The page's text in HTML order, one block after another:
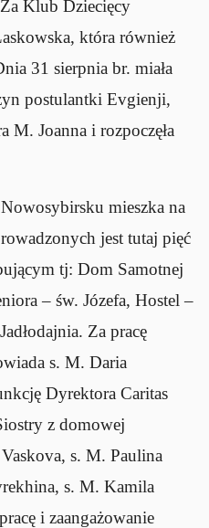
Klub Dziecięcy
która również
31 sierpnia br. miała
postulantki Evgienji,
M. Joanna i rozpoczęła
mieszka na
jest tutaj pięć
tj: Dom Samotnej
– św. Józefa, Hostel –
Za pracę
s. M. Daria
Dyrektora Caritas
z domowej
s. M. Paulina
s. M. Kamila
i zaangażowanie